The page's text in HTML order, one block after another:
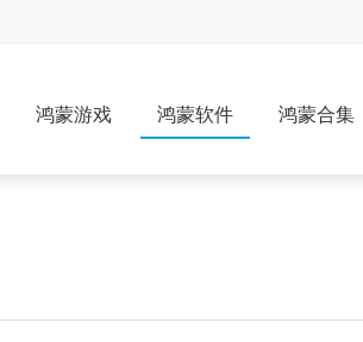
鸿蒙游戏 鸿蒙软件 鸿蒙合集